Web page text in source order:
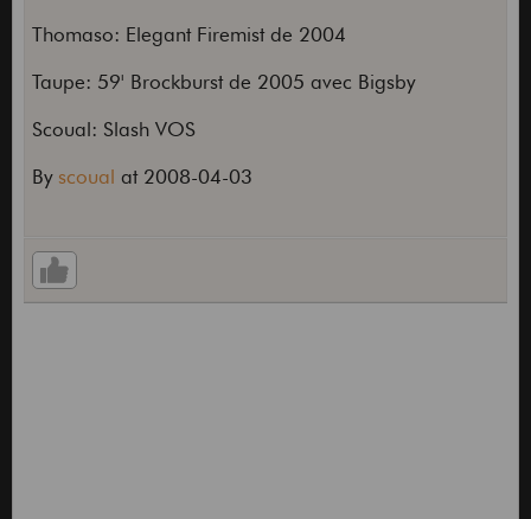
Thomaso: Elegant Firemist de 2004
Taupe: 59' Brockburst de 2005 avec Bigsby
Scoual: Slash VOS
By scoual at 2008-04-03